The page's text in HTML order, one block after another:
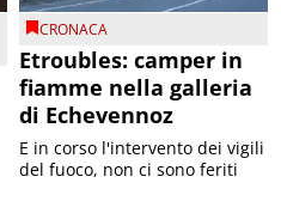
CRONACA
Etroubles: camper in
fiamme nella galleria
di Echevennoz
E in corso l'intervento dei vigili
del fuoco, non ci sono feriti